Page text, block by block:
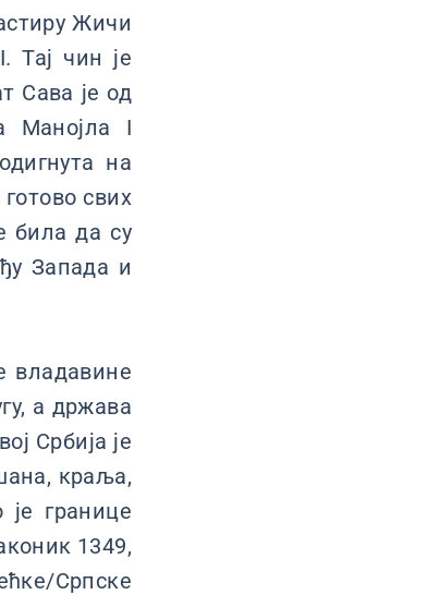
Жичи
Тај чин је
Сава је од
Манојла I
на
свих
била да су
Запада и
владавине
а држава
Србија је
краља,
границе
1349,
Српске